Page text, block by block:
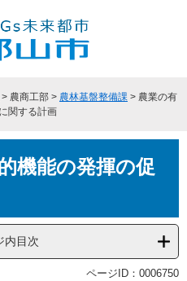
> 農商工部 > 農林基盤整備課 > 農業の有
関する計画
機能の発揮の促
内目次
ページID：0006750